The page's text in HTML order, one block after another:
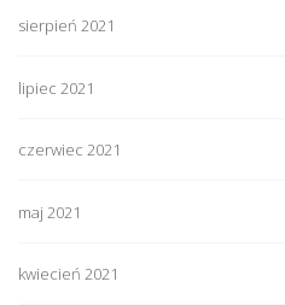
sierpień 2021
lipiec 2021
czerwiec 2021
maj 2021
kwiecień 2021